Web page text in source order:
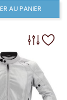
AU PANIER